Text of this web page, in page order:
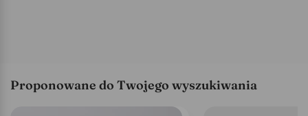
Proponowane do Twojego wyszukiwania